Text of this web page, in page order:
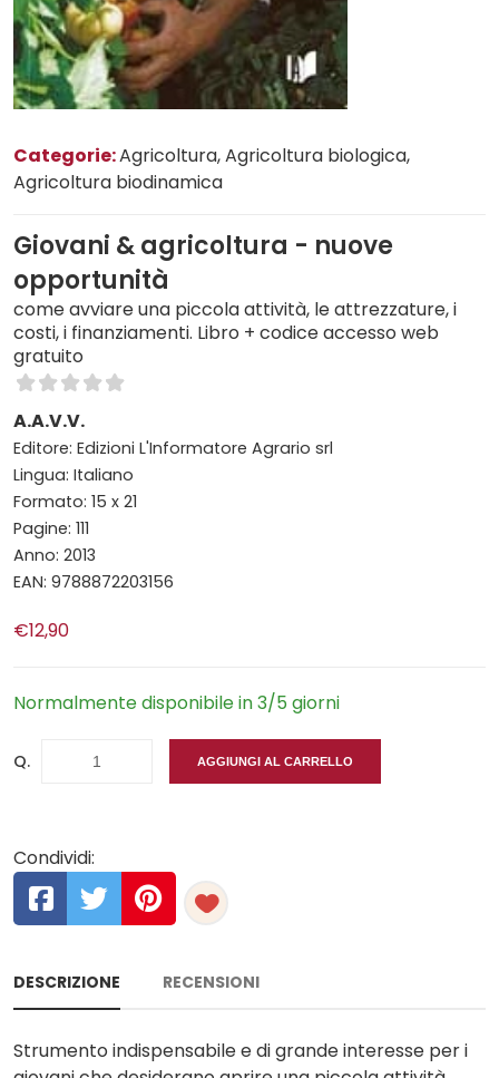
Categorie:Agricoltura, Agricoltura biologica,
Agricoltura biodinamica
Giovani & agricoltura - nuove
opportunità
come avviare una piccola attività, le attrezzature, i
costi, i finanziamenti. Libro + codice accesso web
gratuito
A.A.V.V.
Editore: Edizioni L'Informatore Agrario srl
Lingua: Italiano
Formato: 15 x 21
Pagine: 111
Anno: 2013
EAN: 9788872203156
€12,90
Normalmente disponibile in 3/5 giorni
Q. AGGIUNGI AL CARRELLO
Condividi:
DESCRIZIONE RECENSIONI
Strumento indispensabile e di grande interesse per i